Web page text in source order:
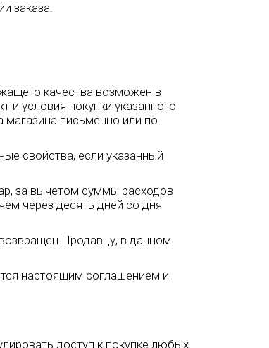
заказа.
качества возможен в
и условия покупки указанного
магазина письменно или по
свойства, если указанный
за вычетом суммы расходов
через десять дней со дня
Продавцу, в данном
настоящим соглашением и
доступ к покупке любых